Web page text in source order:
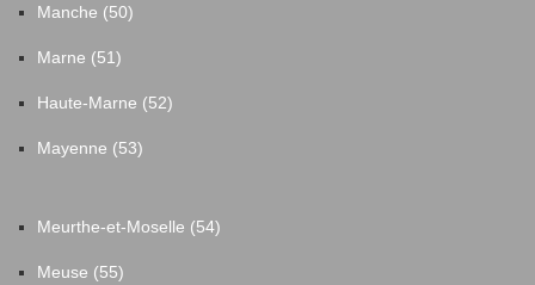
Manche (50)
Marne (51)
Haute-Marne (52)
Mayenne (53)
Meurthe-et-Moselle (54)
Meuse (55)